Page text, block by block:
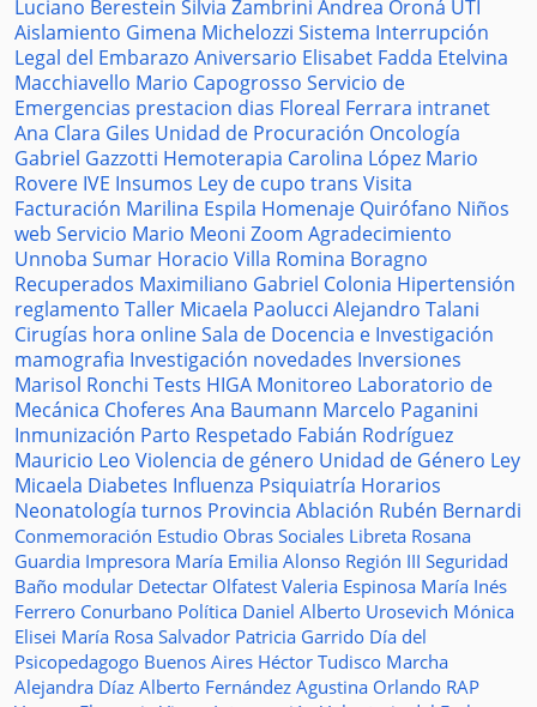
Luciano Berestein Silvia Zambrini Andrea Oroná UTI
Aislamiento Gimena Michelozzi Sistema Interrupción
Legal del Embarazo Aniversario Elisabet Fadda Etelvina
Macchiavello Mario Capogrosso Servicio de
Emergencias prestacion dias Floreal Ferrara intranet
Ana Clara Giles Unidad de Procuración Oncología
Gabriel Gazzotti Hemoterapia Carolina López Mario
Rovere IVE Insumos Ley de cupo trans Visita
Facturación Marilina Espila Homenaje Quirófano Niños
web Servicio Mario Meoni Zoom Agradecimiento
Unnoba Sumar Horacio Villa Romina Boragno
Recuperados Maximiliano Gabriel Colonia Hipertensión
reglamento Taller Micaela Paolucci Alejandro Talani
Cirugías hora onlineSala de Docencia e Investigación
mamografia Investigación novedades Inversiones
Marisol Ronchi Tests HIGA Monitoreo Laboratorio de
Mecánica Choferes Ana Baumann Marcelo Paganini
Inmunización Parto Respetado Fabián Rodríguez
Mauricio Leo Violencia de género Unidad de Género Ley
Micaela Diabetes Influenza Psiquiatría Horarios
Neonatología turnos Provincia Ablación Rubén Bernardi
Conmemoración Estudio Obras Sociales Libreta Rosana
Guardia Impresora María Emilia Alonso Región III Seguridad
Baño modular Detectar Olfatest Valeria Espinosa María Inés
Ferrero Conurbano Política Daniel Alberto Urosevich Mónica
Elisei María Rosa Salvador Patricia Garrido Día del
Psicopedagogo Buenos Aires Héctor Tudisco Marcha
Alejandra Díaz Alberto Fernández Agustina Orlando RAP